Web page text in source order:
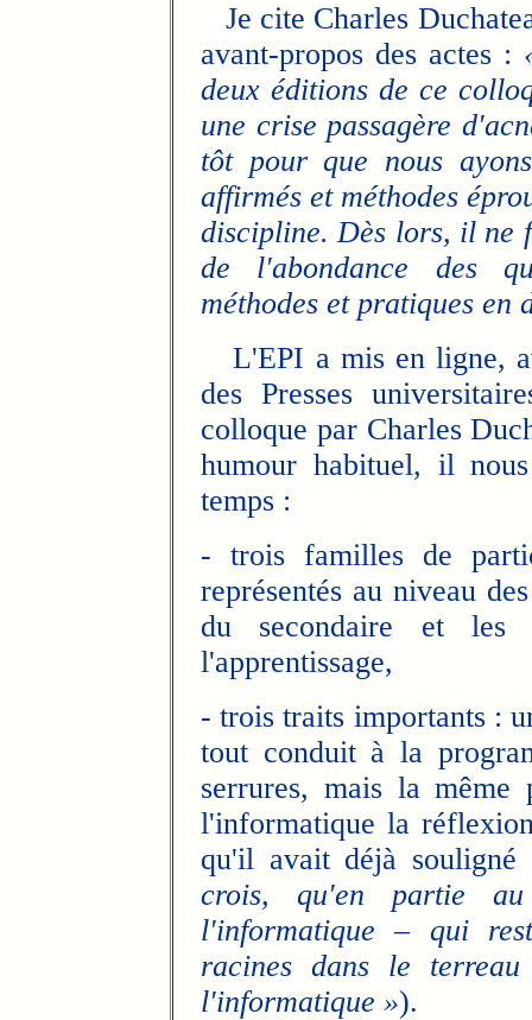
Je cite Charles
avant-propos des actes :
deux éditions de ce
une crise passagère
tôt pour que nous
affirmés et méthodes
discipline. Dès lors, il ne
de l'abondance des
méthodes et pratiques
L'EPI a mis en ligne,
des Presses
colloque par Charles
humour habituel, il
temps :
- trois familles de
représentés au niveau
du secondaire et les
l'apprentissage,
- trois traits importants :
tout conduit à la
serrures, mais la
l'informatique la
qu'il avait déjà
crois, qu'en partie au
l'informatique – qui
racines dans le
l'informatique »).